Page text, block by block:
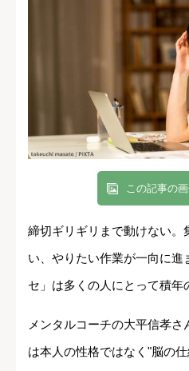
この記事の画
締切ギリギリまで動けない。
い、やりたい作業が一向に進
セ」は多くの人にとって積年
メンタルコーチの大平信孝
は本人の性格ではなく"脳の